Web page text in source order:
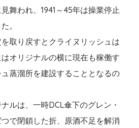
舞われ、1941～45年は操業停止
。
取り戻すとクライヌリッシュは
オリジナルの横に現在も稼働す
蒸溜所を建設することとなるの
ルは、一時DCL傘下のグレン・
で閉鎖した折、原酒不足を解消